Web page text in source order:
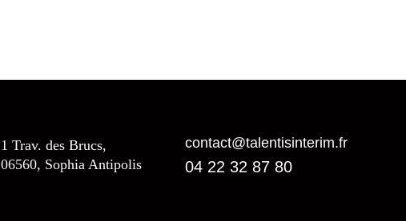
1 Trav. des Brucs,
06560, Sophia Antipolis
04 22 32 87 80
contact@talentisinterim.fr